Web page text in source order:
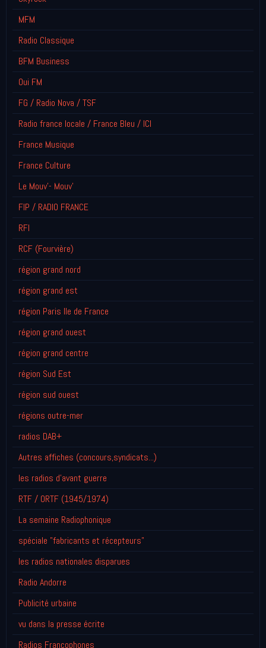
MFM
Radio Classique
BFM Business
Oui FM
FG / Radio Nova / TSF
Radio france locale / France Bleu / ICI
France Musique
France Culture
Le Mouv'- Mouv'
FIP / RADIO FRANCE
RFI
RCF (Fourvière)
région grand nord
région grand est
région Paris Ile de France
région grand ouest
région grand centre
région Sud Est
région sud ouest
régions outre-mer
radios DAB+
Autres affiches (concours,syndicats...)
les radios d'avant guerre
RTF / ORTF (1945/1974)
La semaine Radiophonique
spéciale "fabricants et récepteurs"
les radios nationales disparues
Radio Andorre
Publicité urbaine
vu dans la presse écrite
Radios Francophones